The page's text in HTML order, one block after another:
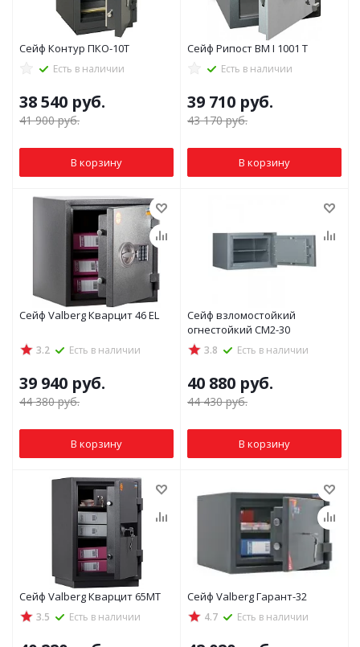
Сейф Контур ПКО-10Т
Есть в наличии
38 540 руб.
41 900руб.
В корзину
Сейф Рипост ВМ I 1001 Т
Есть в наличии
39 710 руб.
43 170руб.
В корзину
Сейф Valberg Кварцит 46 EL
3.2 Есть в наличии
39 940 руб.
44 380руб.
В корзину
Сейф взломостойкий
огнестойкий СМ2-30
3.8 Есть в наличии
40 880 руб.
44 430руб.
В корзину
Сейф Valberg Кварцит 65MТ
3.5 Есть в наличии
Сейф Valberg Гарант-32
4.7 Есть в наличии